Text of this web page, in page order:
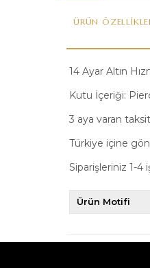
ÜRÜN
14 Ayar Altın
Kutu İçeriği:
3 aya varan
Türkiye içine
Siparişleriniz 1-4
Ürün Motifi